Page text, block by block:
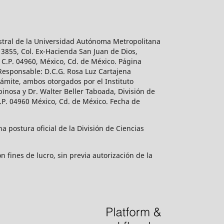
de la Universidad Autónoma Metropolitana
Col. Ex-Hacienda San Juan de Dios,
04960, México, Cd. de México. Página
D.C.G. Rosa Luz Cartajena
ambos otorgados por el Instituto
y Dr. Walter Beller Taboada, División de
04960 México, Cd. de México. Fecha de
postura oficial de la División de Ciencias
fines de lucro, sin previa autorización de la